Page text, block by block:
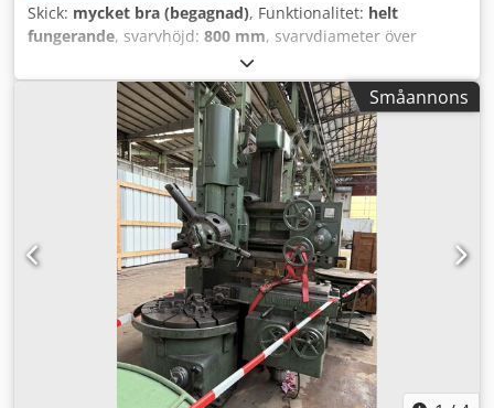
Skick: mycket bra (begagnad), Funktionalitet: helt
fungerande, svarvhöjd: 800 mm, svarvdiameter över
, svarvdiameter:
frontplattans diameter:800 mm, Tillverkare: – JUNGETHAL
Maskin: – VTL Typ: – 800 Tillverkningsår: – Skick: – I drift
Total maskinvikt: – 11 ton TEKNISKA DETALJER Spindelskiva:
800 mm Höjd: 800 mm Crodpfx Aozmqafeg Eef
Svarvdiameter: 1 000 mm Spindelskivans varvtalsområde:
22 – 250 varv/min Chuckdiameter: 800 mm Maximalt
bearbetningsdiameter: 1 000 mm Höjd: Bordets
lastkapacitet: 3 ton Roterande bord: 4 positioner Drivkraft:
37 kW Vikt: 11 ton Spänning: 380 V Total effektförbrukning:
17 kW Maskinens mått: 1 000 mm (med verktygshållare på
sidan) 2,3 x 2,3 x 2,6 m
Småannons